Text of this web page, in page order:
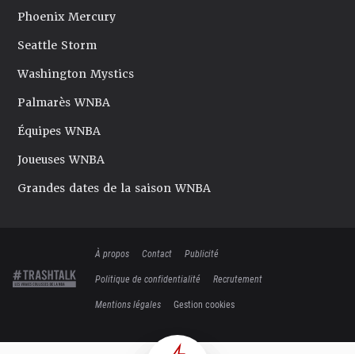
Phoenix Mercury
Seattle Storm
Washington Mystics
Palmarès WNBA
Équipes WNBA
Joueuses WNBA
Grandes dates de la saison WNBA
À propos Contact
Publicité
Politique de confidentialité
Recrutement
Mentions légales
Gestion cookies